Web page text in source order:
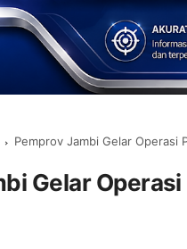
Pemprov Jambi Gelar Operasi
Gelar